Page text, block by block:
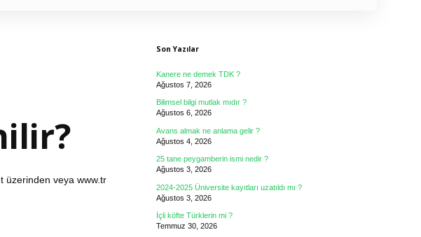
üzerinden veya www.tr
Son Yazılar
Kanere ne demek TDK ?
Ağustos 7, 2026
Bilimsel bilgi mutlak mıdır ?
Ağustos 6, 2026
Avans almak ne anlama gelir ?
Ağustos 4, 2026
25 tane peygamberin ismi nedir ?
Ağustos 3, 2026
2024-2025 Üniversite kayıtları uzatıldı mı ?
Ağustos 3, 2026
İçli köfte Türklerin mi ?
Temmuz 30, 2026